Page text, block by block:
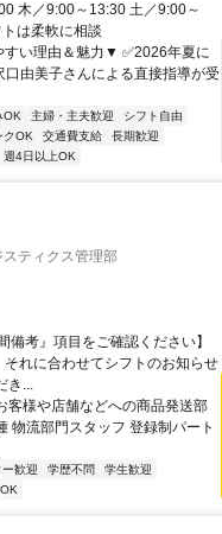
木／9:00～13:30 土／9:00～
は柔軟に相談
理由＆魅力▼ ✅2026年夏に
由美子さんによる直接指導が受
OK 主婦・主夫歓迎
シフト自由
クOK 交通費支給
長期歓迎
週4日以上OK
ティクス管理部
考』項目をご確認ください】
れに合わせてシフトのお知らせ
き...
客様や店舗などへの商品発送部
物流部門スタッフ 登録制パート
歓迎 学歴不問
学生歓迎